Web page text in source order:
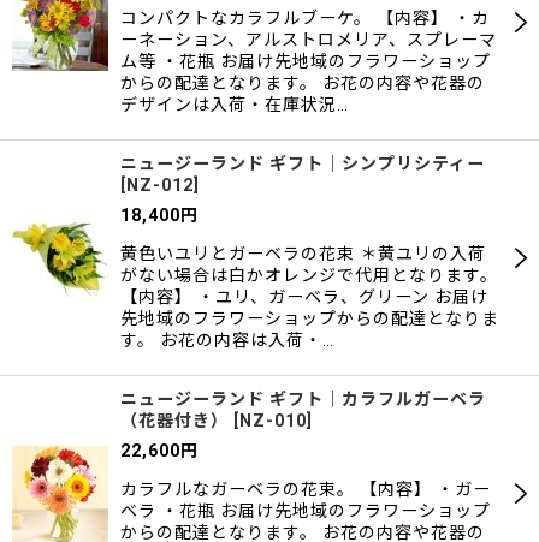
コンパクトなカラフルブーケ。 【内容】 ・カ
ーネーション、アルストロメリア、スプレーマ
ム等 ・花瓶 お届け先地域のフラワーショップ
からの配達となります。 お花の内容や花器の
デザインは入荷・在庫状況…
ニュージーランド ギフト｜シンプリシティー
NZ-012
18,400円
黄色いユリとガーベラの花束 ＊黄ユリの入荷
がない場合は白かオレンジで代用となります。
【内容】 ・ユリ、ガーベラ、グリーン お届け
先地域のフラワーショップからの配達となりま
す。 お花の内容は入荷・…
ニュージーランド ギフト｜カラフルガーベラ
（花器付き）
NZ-010
22,600円
カラフルなガーベラの花束。 【内容】 ・ガー
ベラ ・花瓶 お届け先地域のフラワーショップ
からの配達となります。 お花の内容や花器の